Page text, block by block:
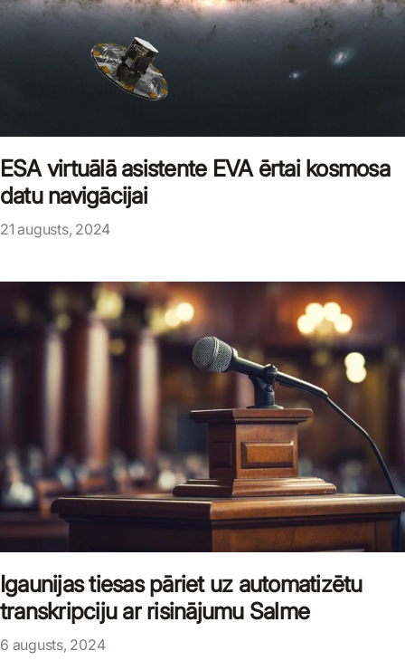
ESA virtuālā asistente EVA ērtai kosmosa
datu navigācijai
21 augusts, 2024
Igaunijas tiesas pāriet uz automatizētu
transkripciju ar risinājumu Salme
6 augusts, 2024